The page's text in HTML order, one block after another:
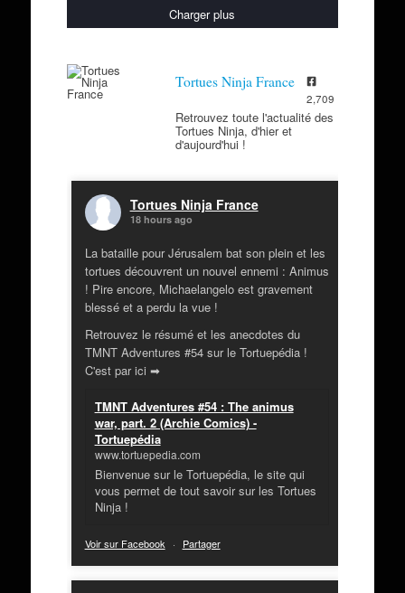
Charger plus
Tortues Ninja France
2,709
Retrouvez toute l'actualité des
Tortues Ninja, d'hier et
d'aujourd'hui !
Tortues Ninja France
18 hours ago
La bataille pour Jérusalem bat son plein et les
tortues découvrent un nouvel ennemi : Animus
! Pire encore, Michaelangelo est gravement
blessé et a perdu la vue !
Retrouvez le résumé et les anecdotes du
TMNT Adventures #54 sur le Tortuepédia !
C'est par ici ➡
TMNT Adventures #54 : The animus
war, part. 2 (Archie Comics) -
Tortuepédia
www.tortuepedia.com
Bienvenue sur le Tortuepédia, le site qui
vous permet de tout savoir sur les Tortues
Ninja !
Voir sur Facebook · Partager